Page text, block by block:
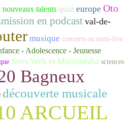
nouveaux talents quiz europe Oto
en podcast val-de-
musique concerts ou mini-live
- Adolescence - Jeunesse
Sites Web et Multimédia sciences
Bagneux
découverte musicale
ARCUEIL